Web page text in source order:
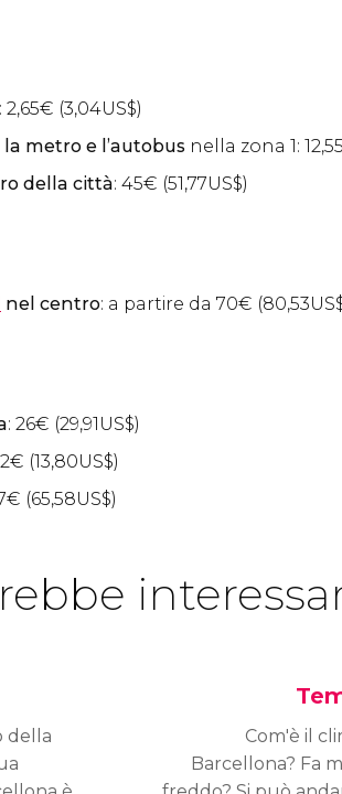
: 2,65€ (3,04US$)
metro e l’autobus nella zona 1: 12,55
della città: 45€ (51,77US$)
nel centro: a partire da 70€ (80,53
: 26€ (29,91 US$)
€ (13,80US$)
€ (65,58US$)
della
Com'è il
Barcellona? Fa